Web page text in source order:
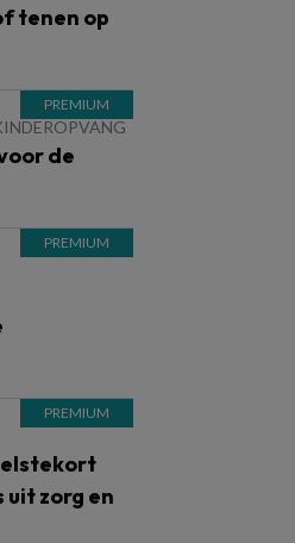
tenen op
de
uit zorg en